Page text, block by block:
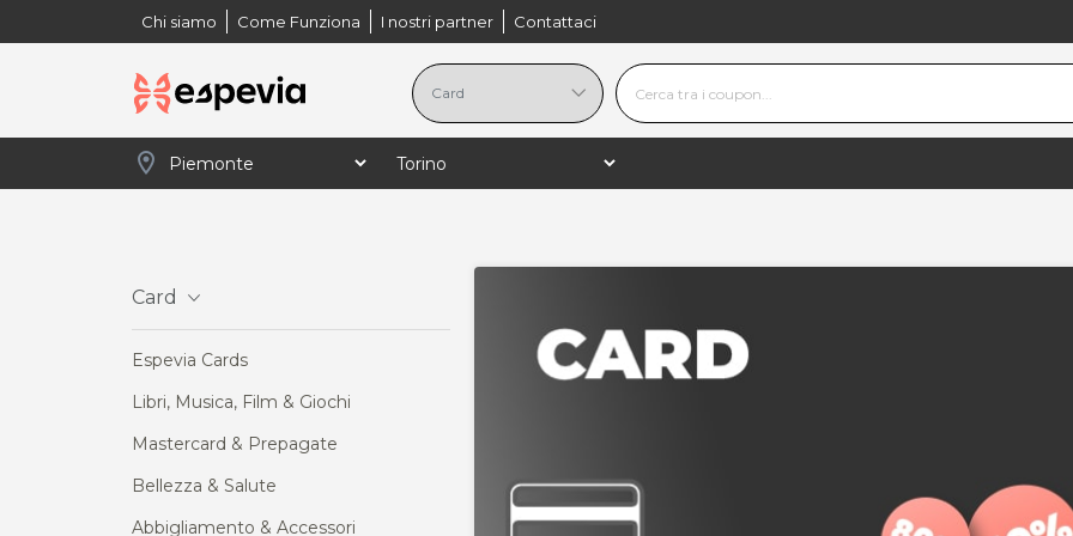
Chi siamo Come Funziona I nostri partner Contattaci
location_on
Card
Espevia Cards
Libri, Musica, Film & Giochi
Mastercard & Prepagate
Bellezza & Salute
Abbigliamento & Accessori